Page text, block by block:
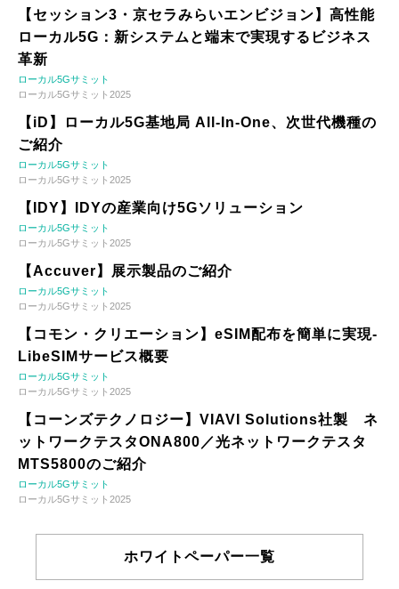
【セッション3・京セラみらいエンビジョン】高性能
ローカル5G：新システムと端末で実現するビジネス
革新
ローカル5Gサミット
ローカル5Gサミット2025
【iD】ローカル5G基地局 All-In-One、次世代機種の
ご紹介
ローカル5Gサミット
ローカル5Gサミット2025
【IDY】IDYの産業向け5Gソリューション
ローカル5Gサミット
ローカル5Gサミット2025
【Accuver】展示製品のご紹介
ローカル5Gサミット
ローカル5Gサミット2025
【コモン・クリエーション】eSIM配布を簡単に実現-
LibeSIMサービス概要
ローカル5Gサミット
ローカル5Gサミット2025
【コーンズテクノロジー】VIAVI Solutions社製 ネ
ットワークテスタONA800／光ネットワークテスタ
MTS5800のご紹介
ローカル5Gサミット
ローカル5Gサミット2025
ホワイトペーパー一覧